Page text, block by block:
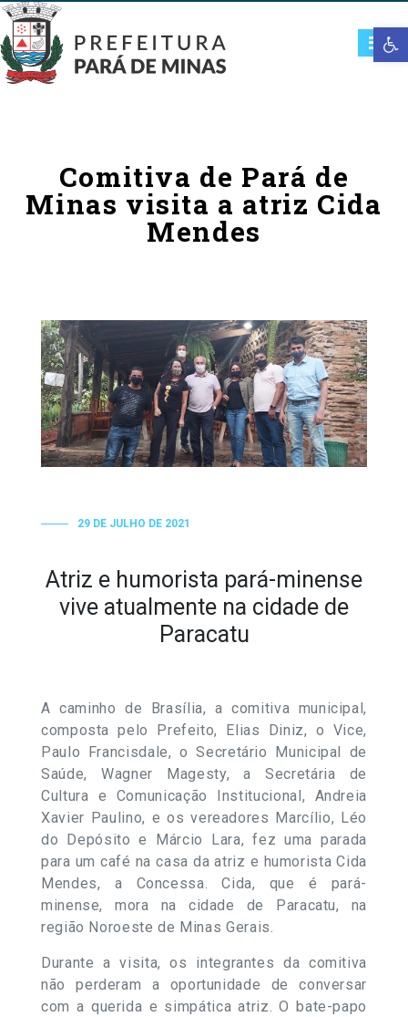
Comitiva de Pará de
Minas visita a atriz Cida
Mendes
29 DE JULHO DE 2021
Atriz e humorista pará-minense
vive atualmente na cidade de
Paracatu
A caminho de Brasília, a comitiva municipal,
composta pelo Prefeito, Elias Diniz, o Vice,
Paulo Francisdale, o Secretário Municipal de
Saúde, Wagner Magesty, a Secretária de
Cultura e Comunicação Institucional, Andreia
Xavier Paulino, e os vereadores Marcílio, Léo
do Depósito e Márcio Lara, fez uma parada
para um café na casa da atriz e humorista Cida
Mendes, a Concessa. Cida, que é pará-
minense, mora na cidade de Paracatu, na
região Noroeste de Minas Gerais.
Durante a visita, os integrantes da comitiva
não perderam a oportunidade de conversar
com a querida e simpática atriz. O bate-papo